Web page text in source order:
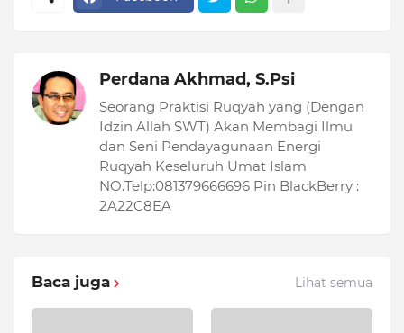
Perdana Akhmad, S.Psi
Seorang Praktisi Ruqyah yang (Dengan
Idzin Allah SWT) Akan Membagi Ilmu
dan Seni Pendayagunaan Energi
Ruqyah Keseluruh Umat Islam
NO.Telp:081379666696 Pin BlackBerry :
2A22C8EA
Baca juga Lihat semua